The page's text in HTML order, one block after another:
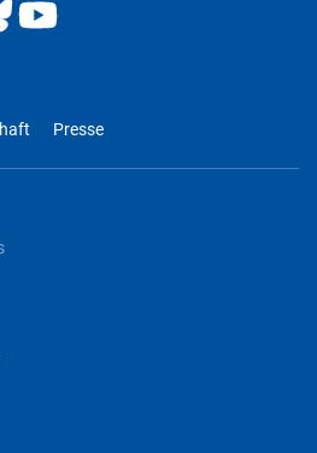
Presse